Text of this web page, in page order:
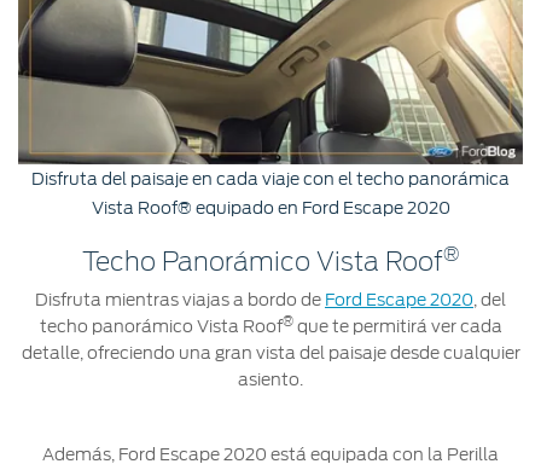
Disfruta del paisaje en cada viaje con el techo panorámica
Vista Roof® equipado en Ford Escape 2020
Techo Panorámico Vista Roof®
Disfruta mientras viajas a bordo de Ford Escape 2020 , del
techo panorámico Vista Roof®que te permitirá ver cada
detalle, ofreciendo una gran vista del paisaje desde cualquier
asiento.
Además, Ford Escape 2020 está equipada con la Perilla